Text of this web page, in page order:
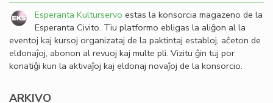
Esperanta Kulturservo estas la konsorcia magazeno de la
Esperanta Civito. Tiu platformo ebligas la aliĝon al la
eventoj kaj kursoj organizataj de la paktintaj establoj, aĉeton de
eldonaĵoj, abonon al revuoj kaj multe pli. Vizitu ĝin tuj por
konatiĝi kun la aktivaĵoj kaj eldonaj novaĵoj de la konsorcio.
ARKIVO